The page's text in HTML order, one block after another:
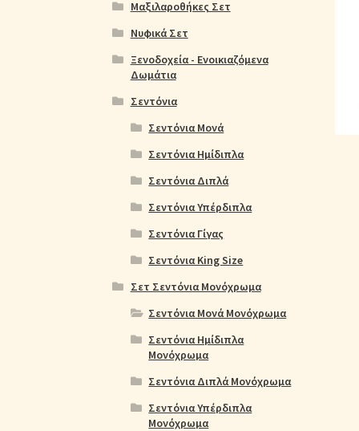
Μαξιλαροθήκες Σετ
Νυφικά Σετ
Ξενοδοχεία - Ενοικιαζόμενα
Δωμάτια
Σεντόνια
Σεντόνια Μονά
Σεντόνια Ημίδιπλα
Σεντόνια Διπλά
Σεντόνια Υπέρδιπλα
Σεντόνια Γίγας
Σεντόνια King Size
Σετ Σεντόνια Μονόχρωμα
Σεντόνια Μονά Μονόχρωμα
Σεντόνια Ημίδιπλα
Μονόχρωμα
Σεντόνια Διπλά Μονόχρωμα
Σεντόνια Υπέρδιπλα
Μονόχρωμα